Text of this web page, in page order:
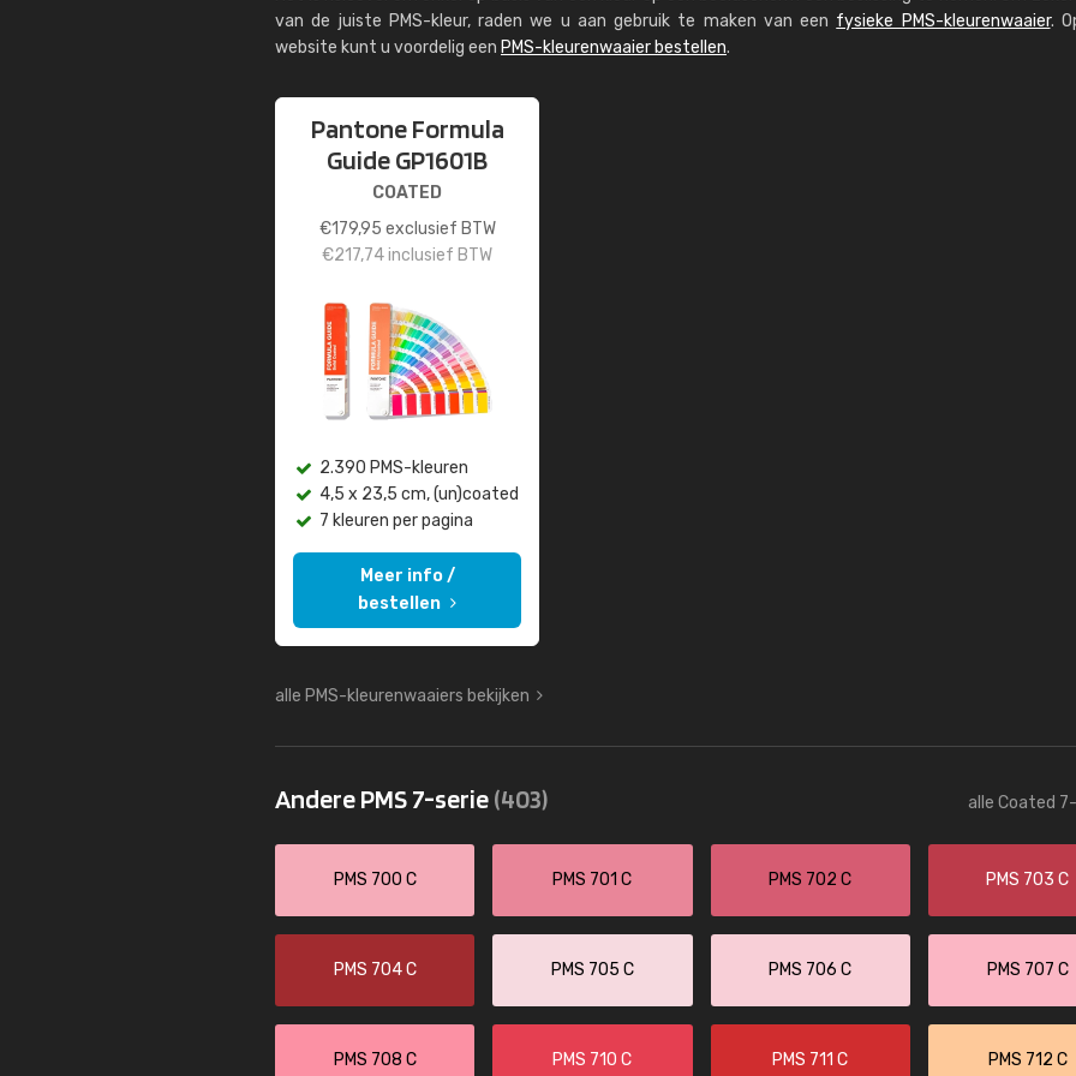
van de juiste PMS-kleur, raden we u aan gebruik te maken van een fysieke PMS-kleurenwaaier.
website kunt u voordelig een PMS-kleurenwaaier bestellen.
Pantone Formula
Guide GP1601B
COATED
€179,95 exclusief BTW
€217,74inclusief BTW
2.390 PMS-kleuren
4,5 x 23,5 cm, (un)coated
7 kleuren per pagina
Meer info /
bestellen
alle PMS-kleurenwaaiers bekijken
Andere PMS 7-serie(403) alle Coated
PMS 700 C PMS 701 C PMS 702 C PMS 703 C
PMS 704 C PMS 705 C PMS 706 C PMS 707 C
PMS 708 C PMS 710 C PMS 711 C PMS 712 C